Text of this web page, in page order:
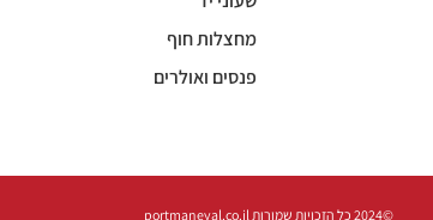
מחצלות חוף
פנסים ואולרים
©2024 כל הזכויות שמורות portmaneyal.co.il